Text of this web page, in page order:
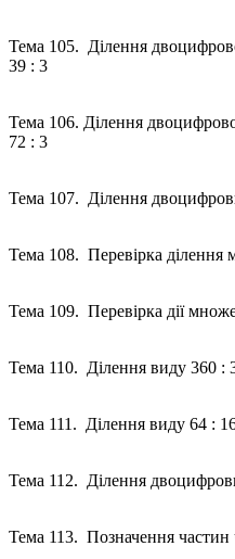
Тема 105. Ділення
39 : 3
Тема 106. Ділення
72 : 3
Тема 107. Ділення
Тема 108. Перевірка ділення
Тема 109. Перевірка дії
Тема 110. Ділення виду 360 :
Тема 111. Ділення виду 64 :
Тема 112. Ділення
Тема 113. Позначення